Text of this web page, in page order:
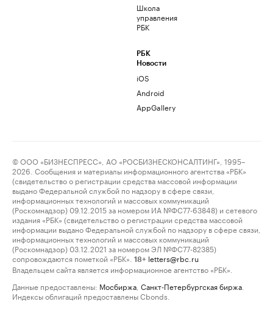
Школа
управления
РБК
РБК
Новости
iOS
Android
AppGallery
© ООО «БИЗНЕСПРЕСС», АО «РОСБИЗНЕСКОНСАЛТИНГ», 1995–
2026. Сообщения и материалы информационного агентства «РБК»
(свидетельство о регистрации средства массовой информации
выдано Федеральной службой по надзору в сфере связи,
информационных технологий и массовых коммуникаций
(Роскомнадзор) 09.12.2015 за номером ИА №ФС77-63848) и сетевого
издания «РБК» (свидетельство о регистрации средства массовой
информации выдано Федеральной службой по надзору в сфере связи,
информационных технологий и массовых коммуникаций
(Роскомнадзор) 03.12.2021 за номером ЭЛ №ФС77-82385)
сопровождаются пометкой «РБК».
18+ letters@rbc.ru
Владельцем сайта является информационное агентство «РБК».
Данные предоставлены: Мосбиржа Санкт-Петербургская биржа
Индексы облигаций предоставлены Cbonds.